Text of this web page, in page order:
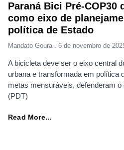
Paraná Bici Pré-COP30
como eixo de
política de Estado
Mandato Goura 6 de novembro de
A bicicleta deve ser o eixo central
urbana e transformada em política
metas mensuráveis, defenderam
(PDT)
Read More...